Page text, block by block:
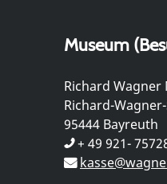
Museum
Richard Wagner
Richard-
95444 Bayreuth
+ 49 921-